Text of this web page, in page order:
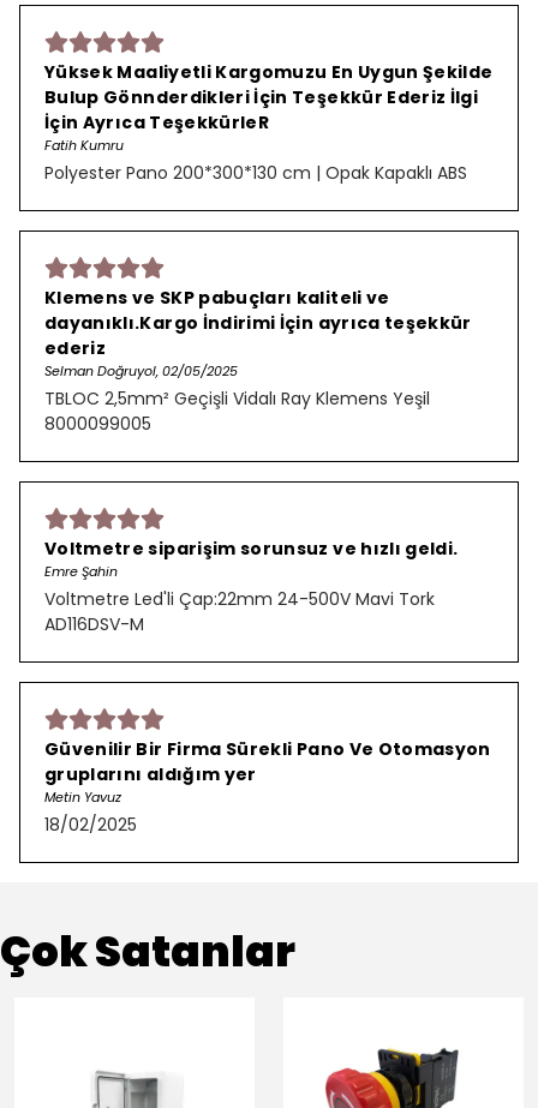
Yüksek Maaliyetli Kargomuzu En Uygun Şekilde
Bulup Gönnderdikleri İçin Teşekkür Ederiz İlgi
İçin Ayrıca TeşekkürleR
Fatih Kumru
Polyester Pano 200*300*130 cm | Opak Kapaklı ABS
Klemens ve SKP pabuçları kaliteli ve
dayanıklı.Kargo İndirimi İçin ayrıca teşekkür
ederiz
Selman Doğruyol, 02/05/2025
TBLOC 2,5mm² Geçişli Vidalı Ray Klemens Yeşil
8000099005
Voltmetre siparişim sorunsuz ve hızlı geldi.
Emre Şahin
Voltmetre Led'li Çap:22mm 24-500V Mavi Tork
AD116DSV-M
Güvenilir Bir Firma Sürekli Pano Ve Otomasyon
gruplarını aldığım yer
Metin Yavuz
18/02/2025
Çok Satanlar